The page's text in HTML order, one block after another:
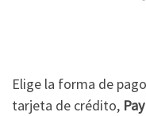
Elige la forma de
tarjeta de crédito,